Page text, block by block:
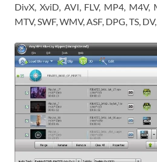
DivX, XviD, AVI, FLV, MP4, M4V,
MTV, SWF, WMV, ASF, DPG, TS,